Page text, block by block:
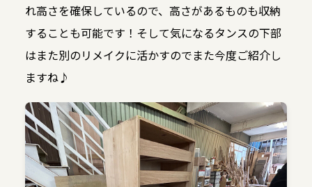
れ高さを確保しているので、高さがあるものも収納
することも可能です！そして気になるタンスの下部
はまた別のリメイクに活かすのでまた今度ご紹介し
ますね♪